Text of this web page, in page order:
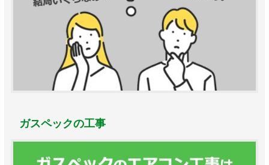
ガスペックの工事